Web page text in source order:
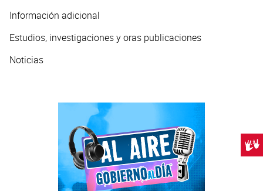
Información adicional
Estudios, investigaciones y oras publicaciones
Noticias